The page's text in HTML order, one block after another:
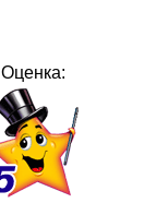
Оценка: